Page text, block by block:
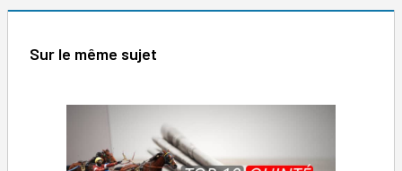
Sur le même sujet